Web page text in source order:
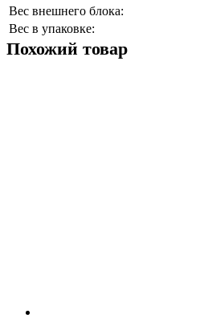
Вес внешнего блока:
Вес в упаковке:
Похожий товар